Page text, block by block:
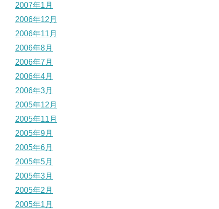
2007年1月
2006年12月
2006年11月
2006年8月
2006年7月
2006年4月
2006年3月
2005年12月
2005年11月
2005年9月
2005年6月
2005年5月
2005年3月
2005年2月
2005年1月